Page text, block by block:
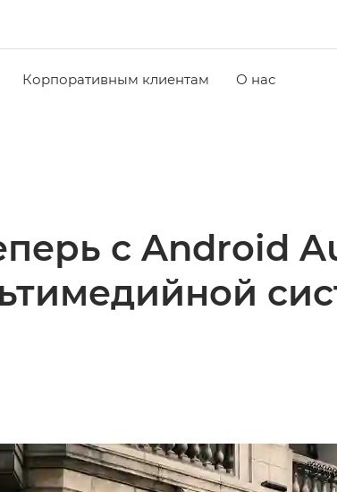
Корпоративным клиентам О нас
с Android